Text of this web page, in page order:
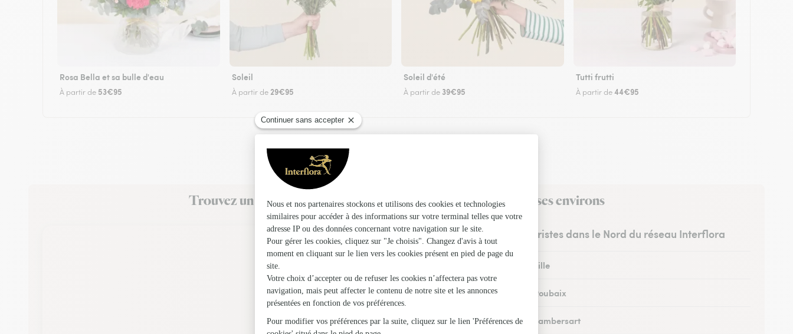
Rosa Bella et sa bulle d'eau
À partir de 53€95
Soleil
À partir de 29€95
Soleil d'été
À partir de 39€95
Tutti frutti
À partir de44€95
Trouvez un fleuriste Interflora à Neuville-en-Avesnois et dans ses environs
Les fleuristes dans le Nord du réseau Interflora
Fleuristes à Lille
Fleuristes à Roubaix
Fleuristes à Lambersart